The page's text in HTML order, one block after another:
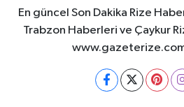
En güncel Son Dakika Rize
Trabzon Haberleri ve Çaykur